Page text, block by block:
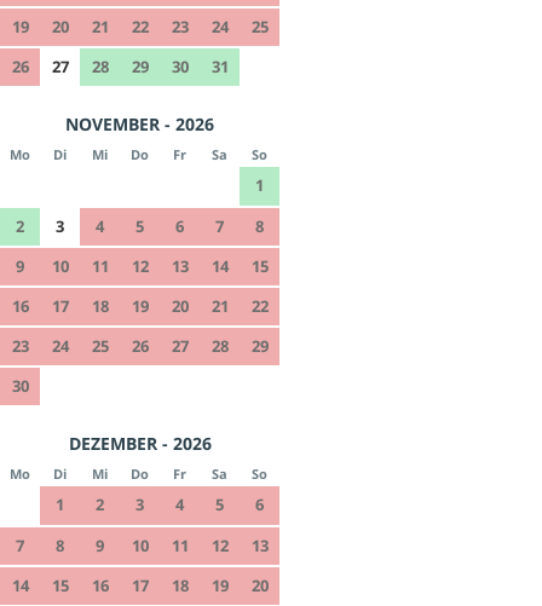
19
20 21 22 23 24
25
26
27 28 29 30 31
NOVEMBER - 2026
Mo Di Mi Do Fr Sa So
1
2
3 4 5 6 7
8
9
10 11 12 13 14
15
16
17 18 19 20 21
22
23
24 25 26 27 28
29
30
DEZEMBER - 2026
Mo Di Mi Do Fr Sa So
1 2 3 4 5
6
7
8 9 10 11 12
13
14
15 16 17 18 19
20